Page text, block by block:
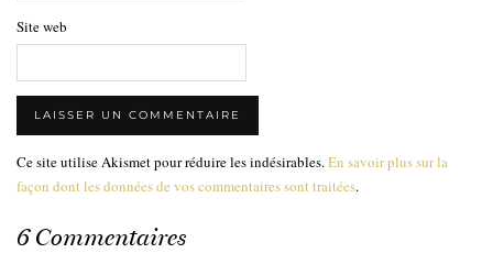
Site web
Ce site utilise Akismet pour réduire les indésirables. En savoir plus sur la
façon dont les données de vos commentaires sont traitées.
6 Commentaires